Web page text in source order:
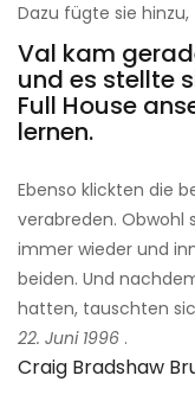
Dazu fügte sie hinzu,
Val kam
und es stellte
Full House
lernen.
Ebenso klickten die
verabreden. Obwohl
immer wieder und
beiden. Und
hatten, tauschten
22. Juni 1996 .
Craig Bradshaw